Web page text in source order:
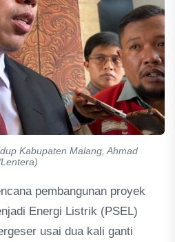
Kabupaten Malang, Ahmad
pembangunan proyek
Energi Listrik (PSEL)
usai dua kali ganti